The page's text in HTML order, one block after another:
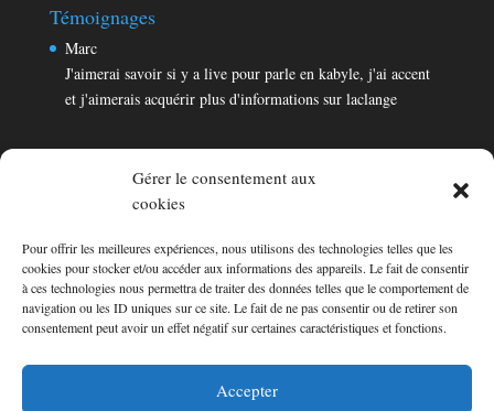
Gérer le consentement aux
cookies
Pour offrir les meilleures expériences, nous utilisons des technologies telles que les
cookies pour stocker et/ou accéder aux informations des appareils. Le fait de consentir
à ces technologies nous permettra de traiter des données telles que le comportement de
navigation ou les ID uniques sur ce site. Le fait de ne pas consentir ou de retirer son
consentement peut avoir un effet négatif sur certaines caractéristiques et fonctions.
Accepter
Témoignages
Marc
J'aimerai savoir si y a live pour parle en kabyle, j'ai accent
et j'aimerais acquérir plus d'informations sur laclange
Témoignages
Marc
J'aimerai savoir si y a live pour parle en kabyle, j'ai accent
et j'aimerais acquérir plus d'informations sur laclange
Consultez les témoignages